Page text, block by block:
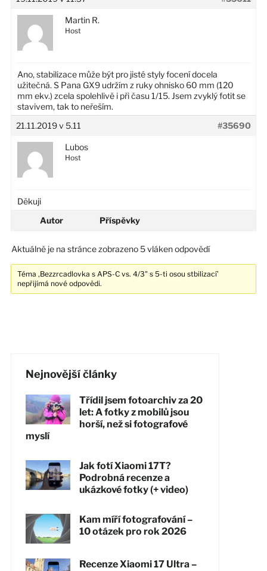
Martin R.
Host
Ano, stabilizace může být pro jisté styly focení docela
užitečná. S Pana GX9 udržím z ruky ohnisko 60 mm (120
mm ekv.) zcela spolehlivě i při času 1/15. Jsem zvyklý fotit se
stavivem, tak to neřeším.
21.11.2019 v 5.11
#35690
Lubos
Host
Děkuji
Autor
Příspěvky
Aktuálně je na stránce zobrazeno 5 vláken odpovědí
Téma ‚Bezzrcadlovka s APS-C vs. 4/3" s 5-ti osou stbilizací’
nepřijímá nové odpovědi.
Nejnovější články
Třídil jsem fotoarchiv za 20
let: A fotky z mobilů jsou
horší, než si fotografové
myslí
Jak fotí Xiaomi 17T?
Podrobná recenze a
ukázkové fotky (+ video)
Kam míří fotografování –
10 otázek pro rok 2026
Recenze Xiaomi 17 Ultra –